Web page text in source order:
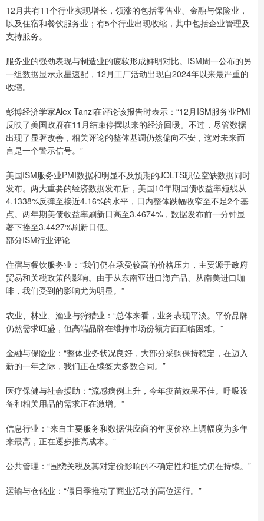
12月共有11个行业实现增长，领涨的包括零售业、金融与保险业，
以及住宿和餐饮服务业；有5个行业出现收缩，其中包括企业管理及
支持服务。
服务业的强劲表现与制造业的疲软形成鲜明对比。ISM周一公布的另
一组数据显示永星速配，12月工厂活动出现自2024年以来最严重的
收缩。
彭博经济学家Alex Tanzi在评论该报告时表示：“12月ISM服务业PMI
反映了美国政府在11月结束停摆以来的经济回暖。不过，尽管数据
出现了显著改善，相关评论的整体基调仍然偏向不安，这对未来而
言是一个警示信号。”
美国ISM服务业PMI数据和明显不及预期的JOLTS职位空缺数据同时
发布。两大重要的经济数据发布后，美国10年期国债收益率短线从
4.1338%反弹至接近4.16%的水平，日内整体跌幅收窄至不足2个基
点。两年期美债收益率刷新日高至3.4674%，数据发布前一分钟显
著下挫至3.4427%刷新日低。
部分ISM行业评论
住宿与餐饮服务业：“我们仍在承受较高的价格压力，主要源于政府
贸易和关税政策的影响。由于从东南亚进口海产品、从南美进口咖
啡，我们受到的影响尤为明显。”
农业、林业、渔业与狩猎业：“总体来看，业务表现平淡。平价品牌
仍然需求旺盛，但高端品牌在维持市场份额方面面临困难。”
金融与保险业：“整体业务状况良好，大部分采购保持稳定，在迈入
新的一年之际，我们正在续签大多数合同。”
医疗保健与社会援助：“流感病例上升，今年疫苗效果不佳。呼吸设
备和相关用品的需求正在激增。”
信息行业：“来自主要服务和数据供应商的年度价格上调幅度为多年
来最高，正在逐步推高成本。”
公共管理：“围绕关税及其对定价影响的不确定性和担忧仍在持续。”
运输与仓储业：“假日季推动了商业活动的高位运行。”